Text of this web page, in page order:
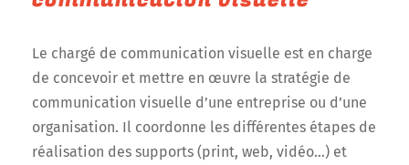
Le chargé de communication visuelle est en charge
de concevoir et mettre en œuvre la stratégie de
communication visuelle d’une entreprise ou d’une
organisation. Il coordonne les différentes étapes de
réalisation des supports (print, web, vidéo…) et